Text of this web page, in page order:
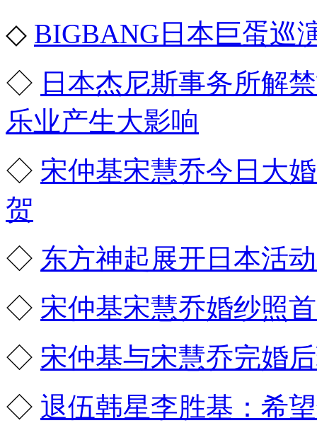
◇ BIGBANG日本巨蛋巡
◇ 日本杰尼斯事务所解
乐业产生大影响
◇ 宋仲基宋慧乔今日大
贺
◇ 东方神起展开日本活
◇ 宋仲基宋慧乔婚纱照
◇ 宋仲基与宋慧乔完婚
◇ 退伍韩星李胜基：希